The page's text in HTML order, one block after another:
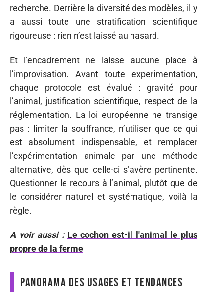
recherche. Derrière la diversité des modèles, il y
a aussi toute une stratification scientifique
rigoureuse : rien n’est laissé au hasard.
Et l’encadrement ne laisse aucune place à
l’improvisation. Avant toute experimentation,
chaque protocole est évalué : gravité pour
l’animal, justification scientifique, respect de la
réglementation. La loi européenne ne transige
pas : limiter la souffrance, n’utiliser que ce qui
est absolument indispensable, et remplacer
l’expérimentation animale par une méthode
alternative, dès que celle-ci s’avère pertinente.
Questionner le recours à l’animal, plutôt que de
le considérer naturel et systématique, voilà la
règle.
A voir aussi : Le cochon est-il l'animal le plus
propre de la ferme
Panorama des usages et tendances